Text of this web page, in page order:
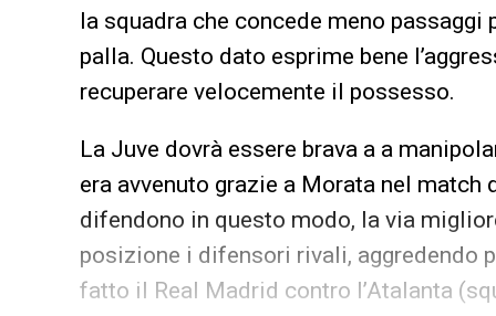
la squadra che concede meno
palla. Questo dato esprime bene
recuperare velocemente il possesso.
La Juve dovrà essere brava a a
era avvenuto grazie a Morata nel
difendono in questo modo, la via
posizione i difensori rivali, aggredendo
fatto il Real Madrid contro l’Atalanta